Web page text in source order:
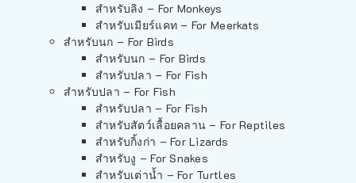
สำหรับลิง – For Monkeys
สำหรับเมียร์แคท – For Meerkats
สำหรับนก – For Birds
สำหรับนก – For Birds
สำหรับปลา – For Fish
สำหรับปลา – For Fish
สำหรับปลา – For Fish
สำหรับสัตว์เลื้อยคลาน – For Reptiles
สำหรับกิ้งก่า – For Lizards
สำหรับงู – For Snakes
สำหรับเต่าน้ำ – For Turtles